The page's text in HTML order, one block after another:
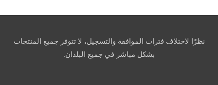
نظرًا لاختلاف فترات الموافقة والتسجيل، لا تتوفر جميع المنتجات
بشكل مباشر في جميع البلدان.